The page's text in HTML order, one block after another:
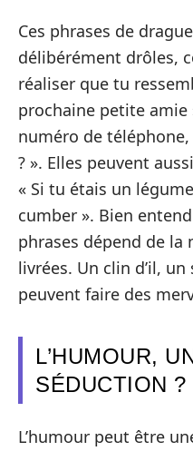
Ces phrases de
délibérément drôles,
réaliser que tu
prochaine petite amie
numéro de
? ». Elles peuvent
« Si tu étais un
cumber ». Bien
phrases dépend de
livrées. Un clin d’il,
peuvent faire des
L’HUMOUR,
SÉDUCTION ?
L’humour peut être